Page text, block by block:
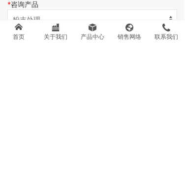
咨询产品
内容留言
首页 关于我们 产品中心 销售网络 联系我们